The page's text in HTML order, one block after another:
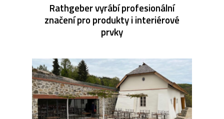
Rathgeber vyrábí profesionální
značení pro produkty i interiérové
prvky